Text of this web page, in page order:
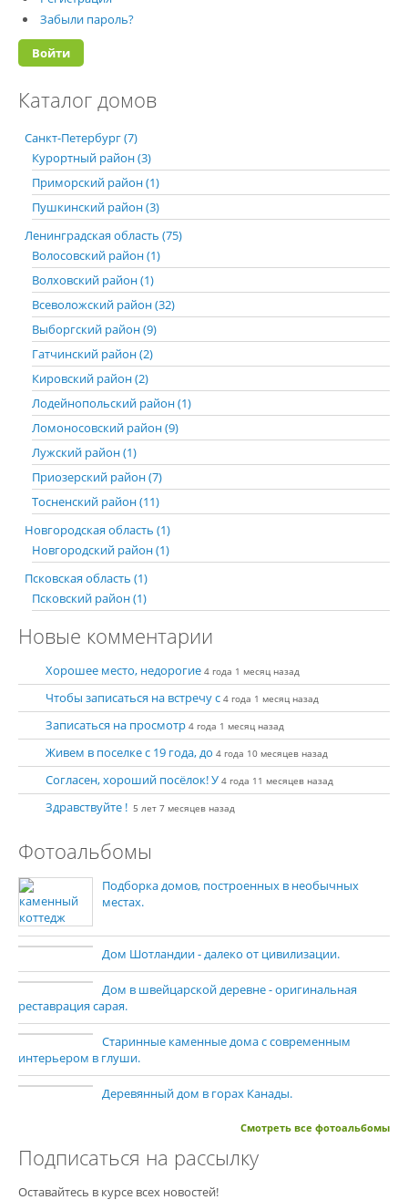
Забыли пароль?
Каталог домов
Санкт-Петербург (7)
Курортный район (3)
Приморский район (1)
Пушкинский район (3)
Ленинградская область (75)
Волосовский район (1)
Волховский район (1)
Всеволожский район (32)
Выборгский район (9)
Гатчинский район (2)
Кировский район (2)
Лодейнопольский район (1)
Ломоносовский район (9)
Лужский район (1)
Приозерский район (7)
Тосненский район (11)
Новгородская область (1)
Новгородский район (1)
Псковская область (1)
Псковский район (1)
Новые комментарии
Хорошее место, недорогие 4 года 1 месяц назад
Чтобы записаться на встречу с 4 года 1 месяц назад
Записаться на просмотр 4 года 1 месяц назад
Живем в поселке с 19 года, до 4 года 10 месяцев назад
Согласен, хороший посёлок! У 4 года 11 месяцев назад
Здравствуйте ! 5 лет 7 месяцев назад
Фотоальбомы
Подборка домов, построенных в необычных
местах.
Дом Шотландии - далеко от цивилизации.
Дом в швейцарской деревне - оригинальная
реставрация сарая.
Старинные каменные дома с современным
интерьером в глуши.
Деревянный дом в горах Канады.
Смотреть все фотоальбомы
Подписаться на рассылку
Оставайтесь в курсе всех новостей!